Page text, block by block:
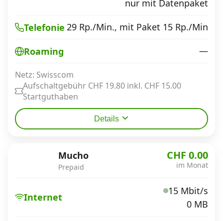
nur mit Datenpaket
Telefonie 29 Rp./Min., mit Paket 15 Rp./Min
Roaming —
Netz: Swisscom
Aufschaltgebühr CHF 19.80 inkl. CHF 15.00
Startguthaben
Details
Mucho
Prepaid
CHF 0.00
im Monat
Internet
15 Mbit/s
0 MB